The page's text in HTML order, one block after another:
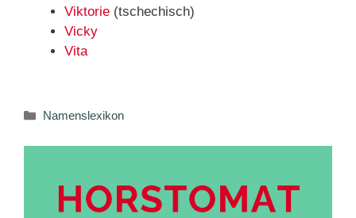
Viktorie (tschechisch)
Vicky
Vita
Kategorien
Namenslexikon